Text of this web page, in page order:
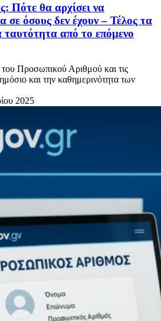
Πότε θα αρχίσει να
σε όσους δεν έχουν – Τέλος τα
ταυτότητα από το επόμενο
Προσωπικού Αριθμού και τις
και την καθημερινότητα των
2025